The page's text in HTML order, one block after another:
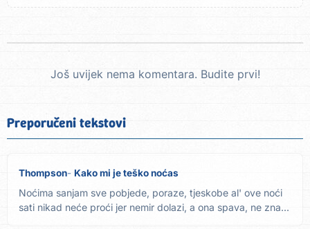
Još uvijek nema komentara. Budite prvi!
Preporučeni tekstovi
Thompson Kako mi je teško noćas
Noćima sanjam sve pobjede, poraze, tjeskobe al' ove noći
sati nikad neće proći jer nemir dolazi, a ona spava, ne zna...